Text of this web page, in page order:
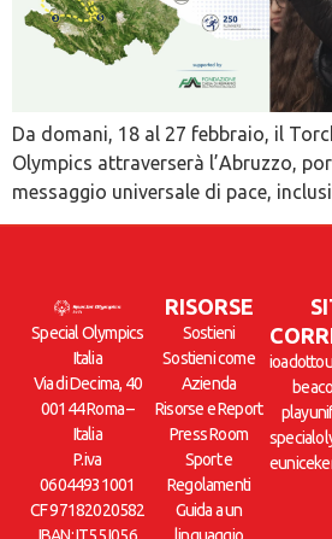
Da domani, 18 al 27 febbraio, il
Olympics attraverserà l’Abruzzo,
messaggio universale di pace,
Special Olympics
Italia
Via di Decima, 40
00144 Roma –
Italia
P.iva
06044931001
CF 97182020582
IBAN: IT55 I056
RISORSE
Sostieni
Sostieni come
Azienda
Risorse e Report
Press Room
Sport e
Regolamenti
Guida a un
linguaggio